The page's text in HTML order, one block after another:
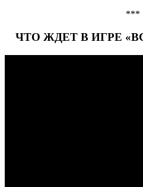
***
ЧТО ЖДЕТ В ИГРЕ